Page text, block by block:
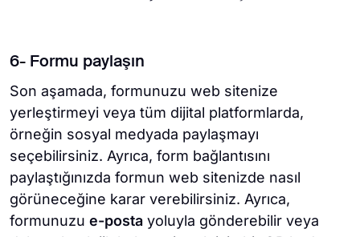
6- Formu paylaşın
Son aşamada, formunuzu web sitenize
yerleştirmeyi veya tüm dijital platformlarda,
örneğin sosyal medyada paylaşmayı
seçebilirsiniz. Ayrıca, form bağlantısını
paylaştığınızda formun web sitenizde nasıl
görüneceğine karar verebilirsiniz. Ayrıca,
formunuzu e-posta yoluyla gönderebilir veya